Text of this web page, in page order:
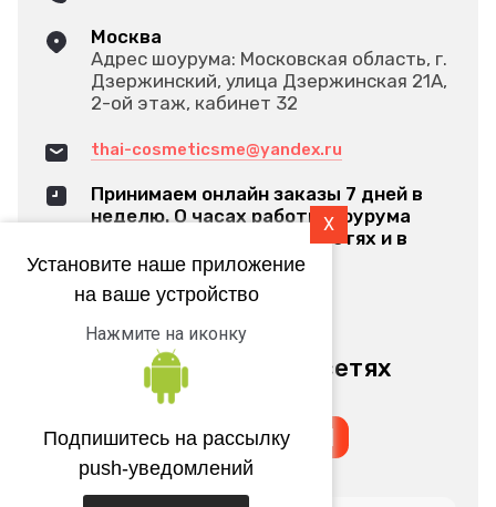
Москва
Адрес шоурума: Московская область, г.
Дзержинский, улица Дзержинская 21А,
2-ой этаж, кабинет 32
thai-cosmeticsme@yandex.ru
Принимаем онлайн заказы 7 дней в
неделю. О часах работы шоурума
оповещаем в наших соц.сетях и в
Яндексе
Мы в социальных сетях
X
Установите наше приложение
на ваше устройство
Нажмите на иконку
Подпишитесь на рассылку
push-уведомлений